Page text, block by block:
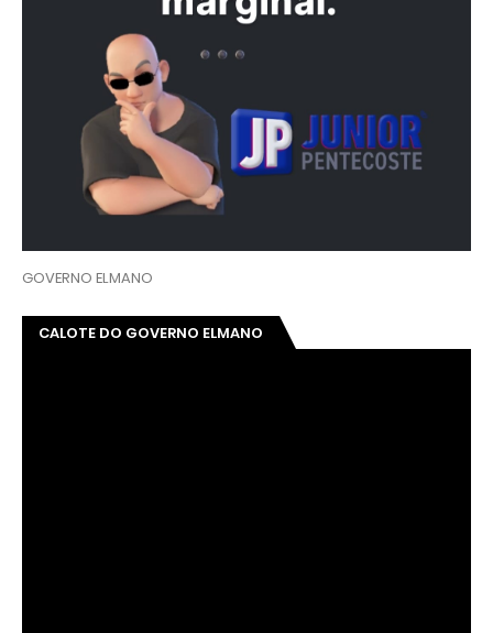
GOVERNO ELMANO
CALOTE DO GOVERNO ELMANO